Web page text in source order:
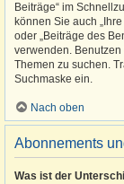
Beiträge“ im
können Sie auch
oder „Beiträge des
verwenden.
Themen zu suchen.
Suchmaske ein.
Nach oben
Abonnements
Was ist der